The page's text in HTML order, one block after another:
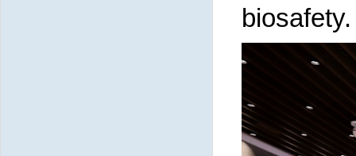
biosafety.